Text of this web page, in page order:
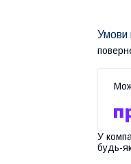
У
будь-